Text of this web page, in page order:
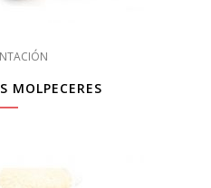
MOLPECERES